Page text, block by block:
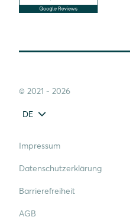
© 2021 - 2026
DE
Impressum
Datenschutzerklärung
Barrierefreiheit
AGB